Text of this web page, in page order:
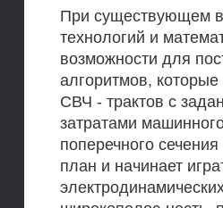
При существующем
технологий и
возможности для
алгоритмов,
СВЧ - трактов с
затратами
поперечного
план и начинает